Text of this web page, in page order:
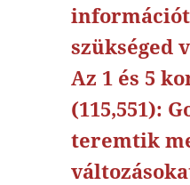
szükséged
Az 1 és 5
(115,551):
teremtik